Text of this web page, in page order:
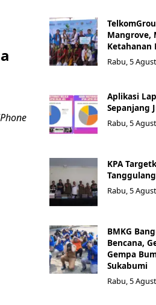
Mangrove,
Ketahanan
Rabu, 5
Aplikasi
Sepanjang
Rabu, 5
KPA
Rabu, 5
BMKG
Bencana,
Gempa
Sukabumi
Rabu, 5